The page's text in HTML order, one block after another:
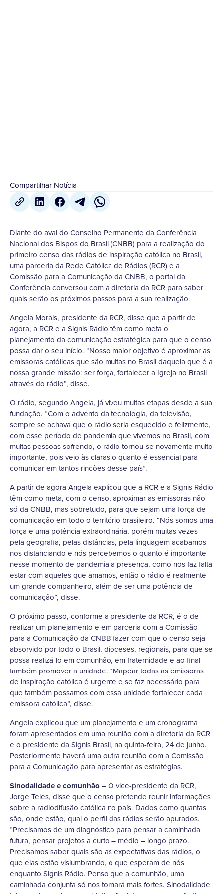
Compartilhar Notícia
Diante do aval do Conselho Permanente da Conferência
Nacional dos Bispos do Brasil (CNBB) para a realização do
primeiro censo das rádios de inspiração católica no Brasil,
uma parceria da Rede Católica de Rádios (RCR) e a
Comissão para a Comunicação da CNBB, o portal da
Conferência conversou com a diretoria da RCR para saber
quais serão os próximos passos para a sua realização.
Angela Morais, presidente da RCR, disse que a partir de
agora, a RCR e a Signis Rádio têm como meta o
planejamento da comunicação estratégica para que o censo
possa dar o seu início. “Nosso maior objetivo é aproximar as
emissoras católicas que são muitas no Brasil daquela que é a
nossa grande missão: ser força, fortalecer a Igreja no Brasil
através do rádio”, disse.
O rádio, segundo Angela, já viveu muitas etapas desde a sua
fundação. “Com o advento da tecnologia, da televisão,
sempre se achava que o rádio seria esquecido e felizmente,
com esse período de pandemia que vivemos no Brasil, com
muitas pessoas sofrendo, o rádio tornou-se novamente muito
importante, pois veio às claras o quanto é essencial para
comunicar em tantos rincões desse país”.
A partir de agora Angela explicou que a RCR e a Signis Rádio
têm como meta, com o censo, aproximar as emissoras não
só da CNBB, mas sobretudo, para que sejam uma força de
comunicação em todo o território brasileiro. “Nós somos uma
força e uma potência extraordinária, porém muitas vezes
pela geografia, pelas distâncias, pela linguagem acabamos
nos distanciando e nós percebemos o quanto é importante
nesse momento de pandemia a presença, como nos faz falta
estar com aqueles que amamos, então o rádio é realmente
um grande companheiro, além de ser uma potência de
comunicação”, disse.
O próximo passo, conforme a presidente da RCR, é o de
realizar um planejamento e em parceria com a Comissão
para a Comunicação da CNBB fazer com que o censo seja
absorvido por todo o Brasil, dioceses, regionais, para que se
possa realizá-lo em comunhão, em fraternidade e ao final
também promover a unidade. “Mapear todas as emissoras
de inspiração católica é urgente e se faz necessário para
que também possamos com essa unidade fortalecer cada
emissora católica”, disse.
Angela explicou que um planejamento e um cronograma
foram apresentados em uma reunião com a diretoria da RCR
e o presidente da Signis Brasil, na quinta-feira, 24 de junho.
Posteriormente haverá uma outra reunião com a Comissão
para a Comunicação para apresentar as estratégias.
Sinodalidade e comunhão– O vice-presidente da RCR,
Jorge Teles, disse que o censo pretende reunir informações
sobre a radiodifusão católica no país. Dados como quantas
são, onde estão, qual o perfil das rádios serão apurados.
“Precisamos de um diagnóstico para pensar a caminhada
futura, pensar projetos a curto – médio – longo prazo.
Precisamos saber quais são as expectativas das rádios, o
que elas estão vislumbrando, o que esperam de nós
enquanto Signis Rádio. Penso que a comunhão, uma
caminhada conjunta só nos tornará mais fortes. Sinodalidade